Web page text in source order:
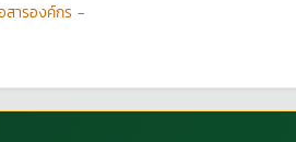
สารองค์กร -